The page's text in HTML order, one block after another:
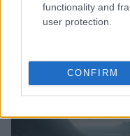
functionality and
user protection.
CONFIRM
Propriétaire De Voiture
Redazione Online · 28 Fév 2025